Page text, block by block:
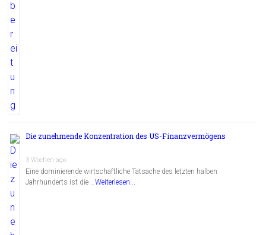
Die zunehmende Konzentration des US-Finanzvermögens
3 Wochen ago
Eine dominierende wirtschaftliche Tatsache des letzten halben
Jahrhunderts ist die …Weiterlesen...